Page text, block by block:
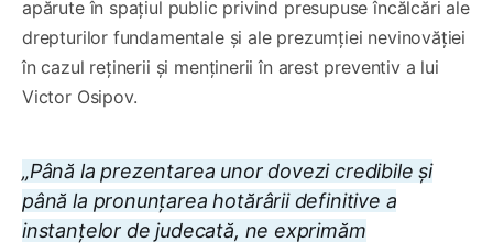
apărute în spațiul public privind presupuse încălcări ale
drepturilor fundamentale și ale prezumției nevinovăției
în cazul reținerii și menținerii în arest preventiv a lui
Victor Osipov.
„Până la prezentarea unor dovezi credibile și
până la pronunțarea hotărârii definitive a
instanțelor de judecată, ne exprimăm